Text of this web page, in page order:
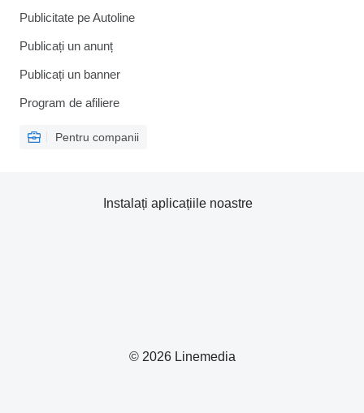
Publicitate pe Autoline
Publicați un anunț
Publicați un banner
Program de afiliere
Pentru companii
© 2026 Linemedia
Instalați aplicațiile noastre